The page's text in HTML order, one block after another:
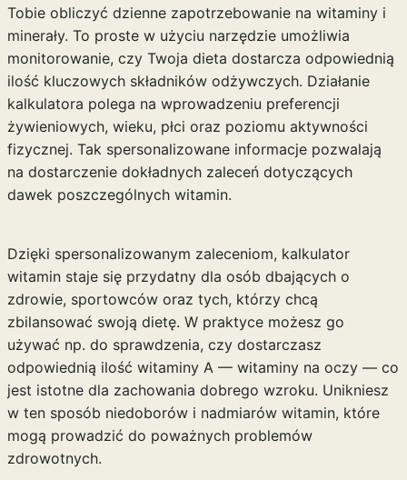
Tobie obliczyć dzienne zapotrzebowanie na witaminy i
minerały. To proste w użyciu narzędzie umożliwia
monitorowanie, czy Twoja dieta dostarcza odpowiednią
ilość kluczowych składników odżywczych. Działanie
kalkulatora polega na wprowadzeniu preferencji
żywieniowych, wieku, płci oraz poziomu aktywności
fizycznej. Tak spersonalizowane informacje pozwalają
na dostarczenie dokładnych zaleceń dotyczących
dawek poszczególnych witamin.
Dzięki spersonalizowanym zaleceniom, kalkulator
witamin staje się przydatny dla osób dbających o
zdrowie, sportowców oraz tych, którzy chcą
zbilansować swoją dietę. W praktyce możesz go
używać np. do sprawdzenia, czy dostarczasz
odpowiednią ilość witaminy A — witaminy na oczy— co
jest istotne dla zachowania dobrego wzroku. Unikniesz
w ten sposób niedoborów i nadmiarów witamin, które
mogą prowadzić do poważnych problemów
zdrowotnych.